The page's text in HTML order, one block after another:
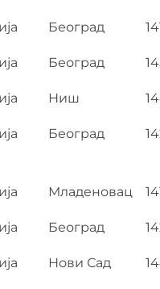
Београд
Београд
Ниш
Београд
Младеновац
Београд
Нови Сад